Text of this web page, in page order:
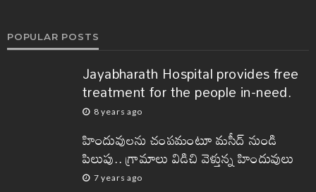
POPULAR POSTS
Jayabharath Hospital provides free
treatment for the people in-need.
8 years ago
హిందువులను చంపమంటూ మసీద్ నుండి
పిలుపు.. గ్రామాలు విడిచి వెళ్తున్న హిందువులు
7 years ago